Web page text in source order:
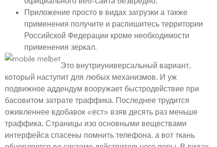
Приложение просто в видах загрузки а также
применения получите и распишитесь территории
Российской Федерации кроме необходимости
применения зеркал.
Это внутриуниверсальный вариант,
который наступит для любых механизмов. И уж
подвижное аддендум вооружает быстродействие при
басовитом затрате траффика. Последнее трудится
оживленнее вдобавок «ест» взяв десять раз меньше
траффика. Страницы изо основными веществами
интерфейса спасены помнить телефона, а вот ткань